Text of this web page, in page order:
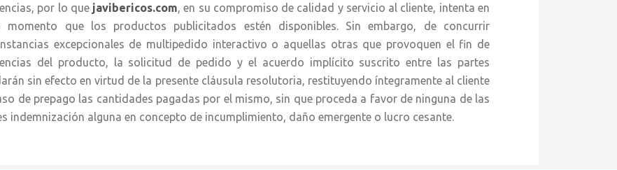
por lo que javibericos.com, en su compromiso de calidad y servicio al cliente, intenta en
momento que los productos publicitados estén disponibles. Sin embargo, de concurrir
excepcionales de multipedido interactivo o aquellas otras que provoquen el fin de
del producto, la solicitud de pedido y el acuerdo implícito suscrito entre las partes
sin efecto en virtud de la presente cláusula resolutoria, restituyendo íntegramente al cliente
de prepago las cantidades pagadas por el mismo, sin que proceda a favor de ninguna de las
indemnización alguna en concepto de incumplimiento, daño emergente o lucro cesante.